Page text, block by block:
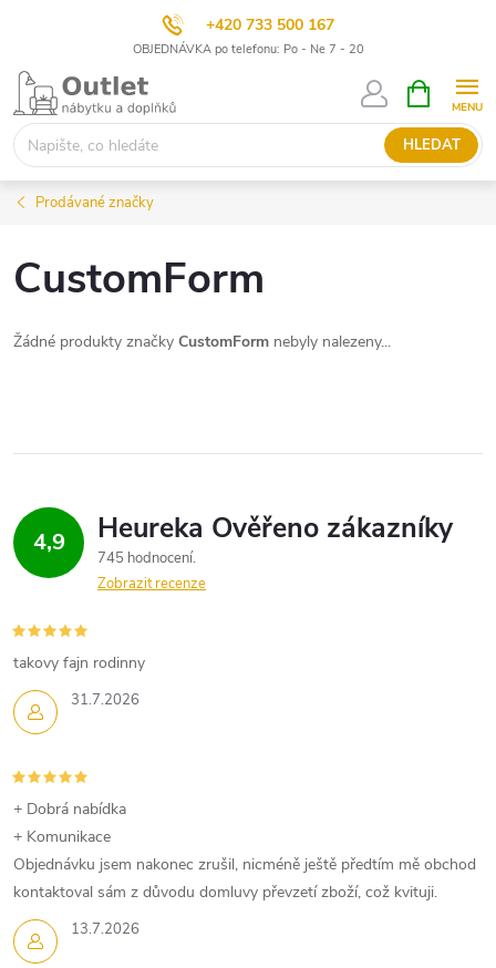
+420 733 500 167
OBJEDNÁVKA po telefonu: Po - Ne 7 - 20
Přejít
obsah
HLEDAT
NÁKUPNÍ
KOŠÍK
Prodávané značky
CustomForm
Žádné produkty značky CustomForm nebyly nalezeny...
4,9
745 hodnocení
Zobrazit recenze
31.7.2026
takovy fajn rodinny
13.7.2026
+ Dobrá nabídka
+ Komunikace
Objednávku jsem nakonec zrušil, nicméně ještě předtím mě obchod
kontaktoval sám z důvodu domluvy převzetí zboží, což kvituji.